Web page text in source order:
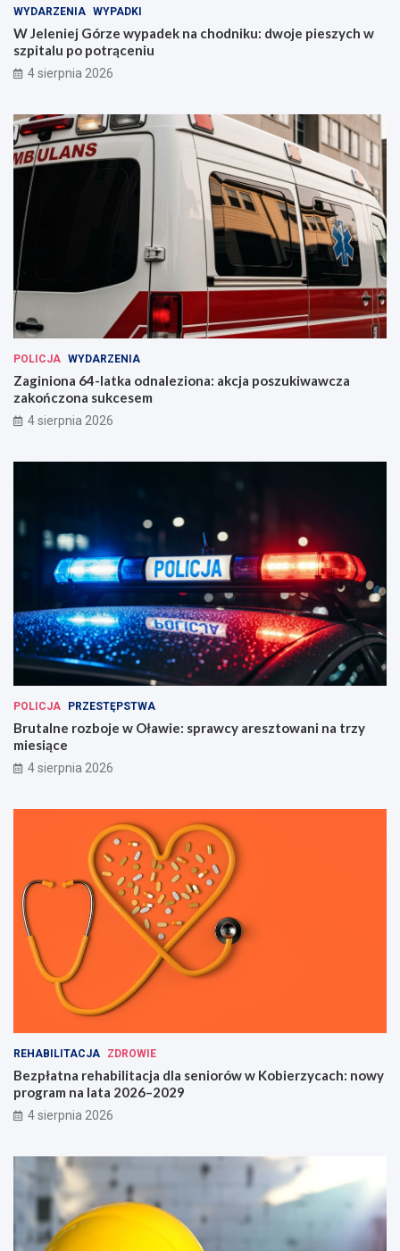
WYDARZENIA WYPADKI
W Jeleniej Górze wypadek na chodniku: dwoje pieszych w
szpitalu po potrąceniu
4 sierpnia 2026
POLICJA WYDARZENIA
Zaginiona 64-latka odnaleziona: akcja poszukiwawcza
zakończona sukcesem
4 sierpnia 2026
POLICJA PRZESTĘPSTWA
Brutalne rozboje w Oławie: sprawcy aresztowani na trzy
miesiące
4 sierpnia 2026
REHABILITACJA ZDROWIE
Bezpłatna rehabilitacja dla seniorów w Kobierzycach: nowy
program na lata 2026–2029
4 sierpnia 2026